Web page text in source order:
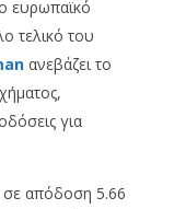
ευρωπαϊκό
τελικό του
ανεβάζει το
για
σε απόδοση 5.66